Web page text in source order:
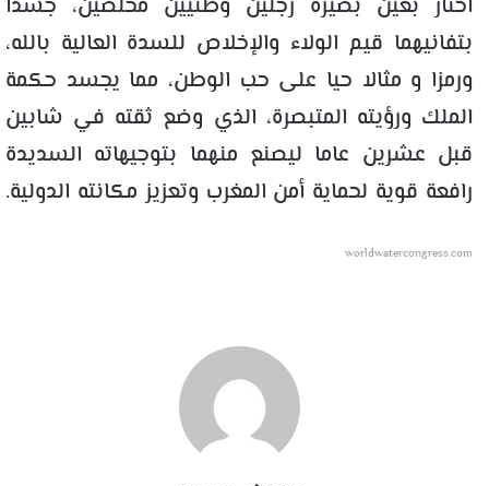
بتفانيهما قيم الولاء والإخلاص للسدة العالية بالله،
ورمزا و مثالا حيا على حب الوطن، مما يجسد حكمة
الملك ورؤيته المتبصرة، الذي وضع ثقته في شابين
قبل عشرين عاما ليصنع منهما بتوجيهاته السديدة
رافعة قوية لحماية أمن المغرب وتعزيز مكانته الدولية.
worldwatercongress.com